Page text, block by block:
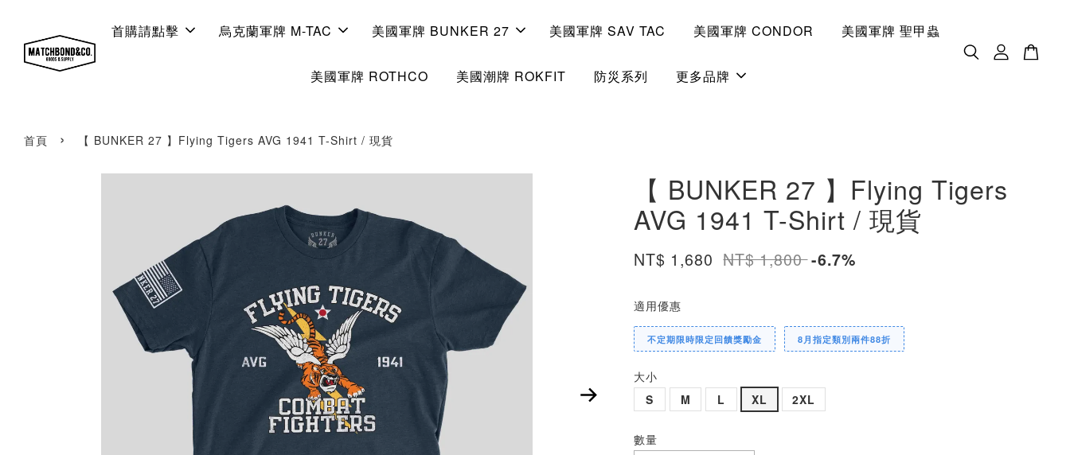
首購請點擊 烏克蘭軍牌 M-TAC 美國軍牌 BUNKER 27 美國軍牌 SAV TAC 美國軍牌 CONDOR 美國軍牌 聖甲蟲
美國軍牌 ROTHCO 美國潮牌 ROKFIT 防災系列 更多品牌
首頁 › 【 BUNKER 27 】Flying Tigers AVG 1941 T-Shirt / 現貨
【 BUNKER 27 】Flying Tigers
AVG 1941 T-Shirt / 現貨
NT$ 1,680 NT$ 1,800-6.7%
適用優惠
不定期限時限定回饋獎勵金 8月指定類別兩件88折
大小
S
M L XL 2XL
數量